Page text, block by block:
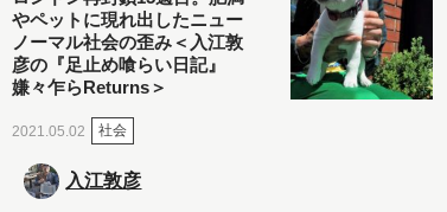
やペットに現れ出したニュー
ノーマル社会の歪み＜入江敦
彦の『足止め喰らい日記』
嫌々乍らReturns＞
2021.05.02 社会
入江敦彦